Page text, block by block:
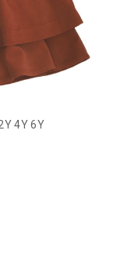
4Y 6Y